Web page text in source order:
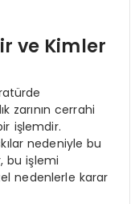
ve Kimler
zarının cerrahi
işlemdir.
nedeniyle bu
bu işlemi
nedenlerle karar